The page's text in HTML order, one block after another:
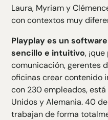
Laura, Myriam y
con contextos muy
Playplay es un
sencillo e intuitivo,
comunicación, gerentes
oficinas crear contenido
con 230 empleados,
Unidos y Alemania. 40
trabajan de forma